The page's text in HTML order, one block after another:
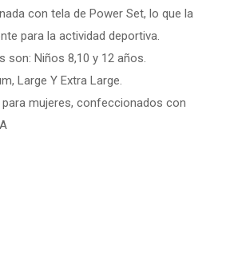
con tela de Power Set, lo que la
para la actividad deportiva.
son: Niños 8,10 y 12 años.
Large Y Extra Large.
mujeres, confeccionados con